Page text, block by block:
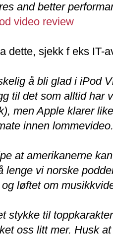
and better
video review
dette, sjekk f eks IT-
å bli glad i iPod
til det som alltid har
men Apple klarer
innen lommevideo.
at amerikanerne
lenge vi norske
løftet om
stykke til
oss litt mer. Husk